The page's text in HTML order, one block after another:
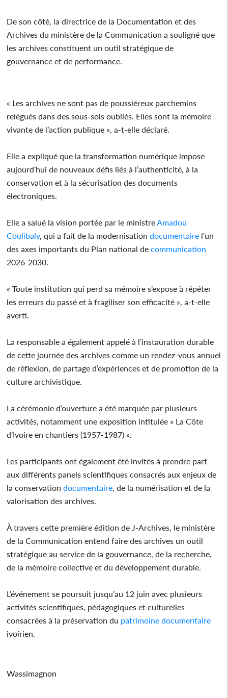
De son côté, la directrice de la Documentation et des
Archives du ministère de la Communication a souligné que
les archives constituent un outil stratégique de
gouvernance et de performance.
« Les archives ne sont pas de poussiéreux parchemins
relégués dans des sous-sols oubliés. Elles sont la mémoire
vivante de l’action publique », a-t-elle déclaré.
Elle a expliqué que la transformation numérique impose
aujourd’hui de nouveaux défis liés à l’authenticité, à la
conservation et à la sécurisation des documents
électroniques.
Elle a salué la vision portée par le ministre Amadou
Coulibaly, qui a fait de la modernisation documentaire l’un
des axes importants du Plan national de communication
2026-2030.
« Toute institution qui perd sa mémoire s’expose à répéter
les erreurs du passé et à fragiliser son efficacité », a-t-elle
averti.
La responsable a également appelé à l’instauration durable
de cette journée des archives comme un rendez-vous annuel
de réflexion, de partage d’expériences et de promotion de la
culture archivistique.
La cérémonie d’ouverture a été marquée par plusieurs
activités, notamment une exposition intitulée « La Côte
d’Ivoire en chantiers (1957-1987) ».
Les participants ont également été invités à prendre part
aux différents panels scientifiques consacrés aux enjeux de
la conservation documentaire , de la numérisation et de la
valorisation des archives.
À travers cette première édition de J-Archives, le ministère
de la Communication entend faire des archives un outil
stratégique au service de la gouvernance, de la recherche,
de la mémoire collective et du développement durable.
L’événement se poursuit jusqu’au 12 juin avec plusieurs
activités scientifiques, pédagogiques et culturelles
consacrées à la préservation du patrimoine documentaire
ivoirien.
Wassimagnon